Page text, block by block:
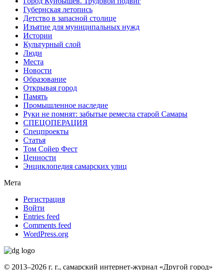
Губернская летопись
Детство в запасной столице
Изъятие для муниципальных нужд
Истории
Культурный слой
Люди
Места
Новости
Образование
Открывая город
Память
Промышленное наследие
Руки не помнят: забытые ремесла старой Самары
СПЕЦОПЕРАЦИЯ
Спецпроекты
Статья
Том Сойер Фест
Ценности
Энциклопедия самарских улиц
Мета
Регистрация
Войти
Entries feed
Comments feed
WordPress.org
© 2013–2026 г. г., самарский интернет-журнал «Другой город»